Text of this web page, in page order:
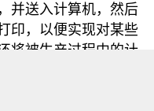
并送入计算机，然后
印，以便实现对某些
将被生产过程中的计